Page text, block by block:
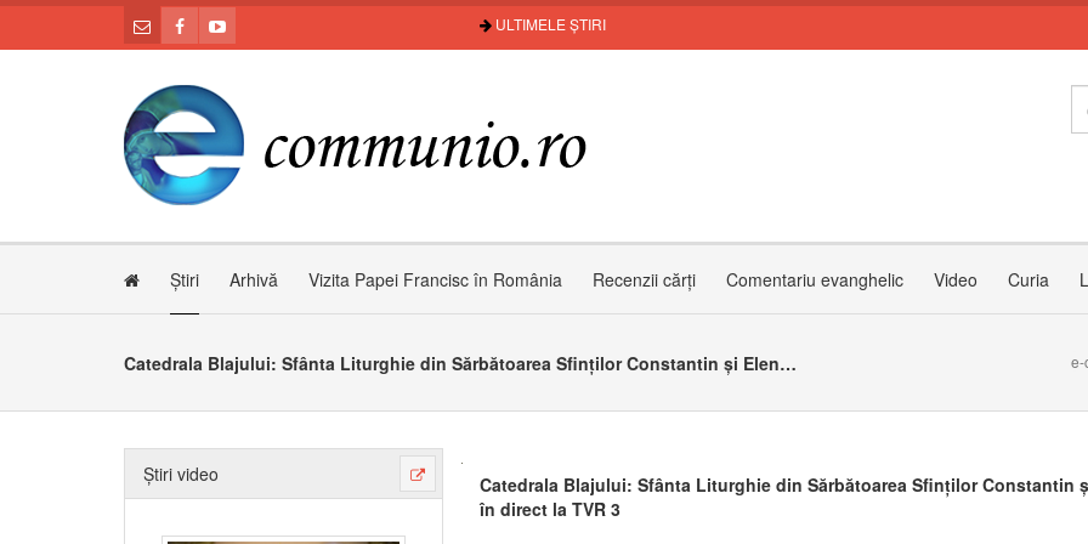
ULTIMELE ȘTIRI
Știri Arhivă Vizita Papei Francisc în România Recenzii cărți Comentariu evanghelic Video Curia
Catedrala Blajului: Sfânta Liturghie din Sărbătoarea Sfinților Constantin și Elena în direct la TVR 3 e-
Știri video
Catedrala Blajului: Sfânta Liturghie din Sărbătoarea Sfinților Constantin
în direct la TVR 3